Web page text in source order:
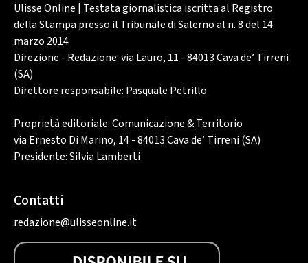
Ulisse Online | Testata giornalistica iscritta al Registro
della Stampa presso il Tribunale di Salerno al n. 8 del 14
marzo 2014
Direzione - Redazione: via Lauro, 11 - 84013 Cava de’ Tirreni
(SA)
Direttore responsabile: Pasquale Petrillo
Proprietà editoriale: Comunicazione & Territorio
via Ernesto Di Marino, 14 - 84013 Cava de’ Tirreni (SA)
Presidente: Silvia Lamberti
Contatti
redazione@ulisseonline.it